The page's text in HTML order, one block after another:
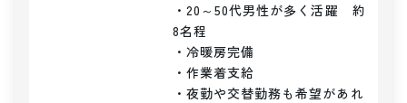
・20～50代男性が多く活躍　約
8名程
・冷暖房完備
・作業着支給
・夜勤や交替勤務も希望があれ